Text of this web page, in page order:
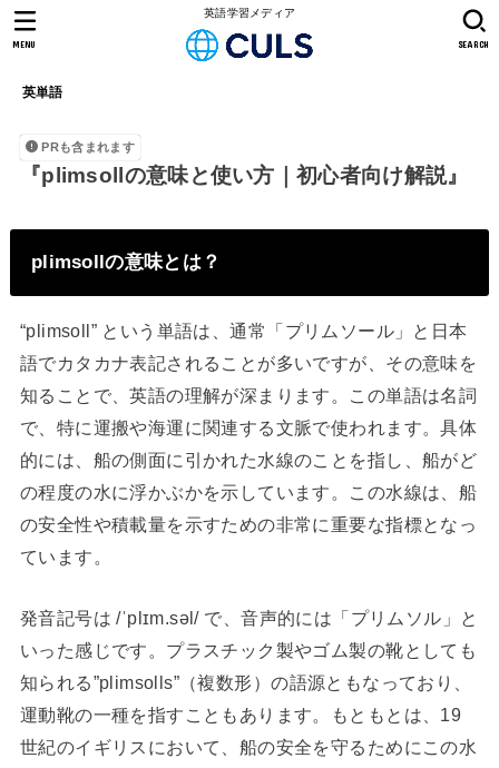
英語学習メディア
英単語
SEARCH
MENU
PRも含まれます
『plimsollの意味と使い方｜初心者向け解説』
plimsollの意味とは？
“plimsoll” という単語は、通常「プリムソール」と日本
語でカタカナ表記されることが多いですが、その意味を
知ることで、英語の理解が深まります。この単語は名詞
で、特に運搬や海運に関連する文脈で使われます。具体
的には、船の側面に引かれた水線のことを指し、船がど
の程度の水に浮かぶかを示しています。この水線は、船
の安全性や積載量を示すための非常に重要な指標となっ
ています。
発音記号は /ˈplɪm.səl/ で、音声的には「プリムソル」と
いった感じです。プラスチック製やゴム製の靴としても
知られる”plimsolls”（複数形）の語源ともなっており、
運動靴の一種を指すこともあります。もともとは、19
世紀のイギリスにおいて、船の安全を守るためにこの水